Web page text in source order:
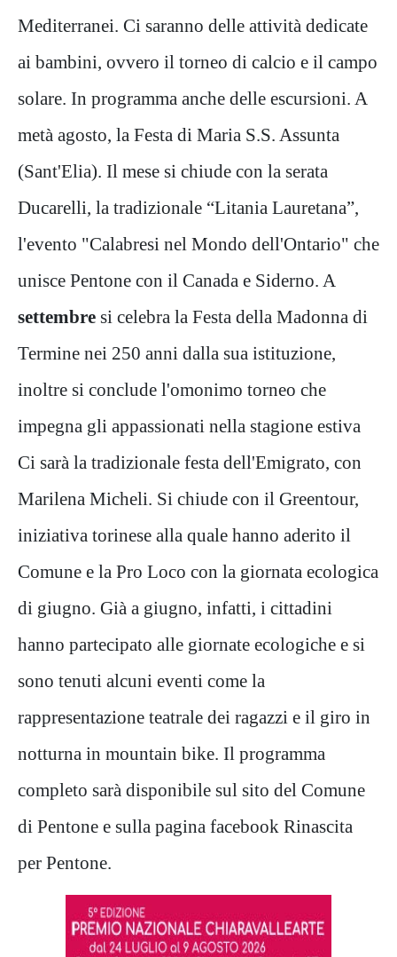
Mediterranei. Ci saranno delle attività dedicate
ai bambini, ovvero il torneo di calcio e il campo
solare. In programma anche delle escursioni. A
metà agosto, la Festa di Maria S.S. Assunta
(Sant'Elia). Il mese si chiude con la serata
Ducarelli, la tradizionale “Litania Lauretana”,
l'evento "Calabresi nel Mondo dell'Ontario" che
unisce Pentone con il Canada e Siderno. A
settembre si celebra la Festa della Madonna di
Termine nei 250 anni dalla sua istituzione,
inoltre si conclude l'omonimo torneo che
impegna gli appassionati nella stagione estiva
Ci sarà la tradizionale festa dell'Emigrato, con
Marilena Micheli. Si chiude con il Greentour,
iniziativa torinese alla quale hanno aderito il
Comune e la Pro Loco con la giornata ecologica
di giugno. Già a giugno, infatti, i cittadini
hanno partecipato alle giornate ecologiche e si
sono tenuti alcuni eventi come la
rappresentazione teatrale dei ragazzi e il giro in
notturna in mountain bike. Il programma
completo sarà disponibile sul sito del Comune
di Pentone e sulla pagina facebook Rinascita
per Pentone.